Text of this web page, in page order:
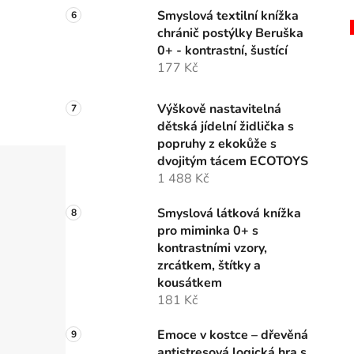
Smyslová textilní knížka
chránič postýlky Beruška
0+ - kontrastní, šustící
177 Kč
Výškově nastavitelná
dětská jídelní židlička s
popruhy z ekokůže s
dvojitým tácem ECOTOYS
1 488 Kč
Smyslová látková knížka
pro miminka 0+ s
kontrastními vzory,
zrcátkem, štítky a
kousátkem
181 Kč
Emoce v kostce – dřevěná